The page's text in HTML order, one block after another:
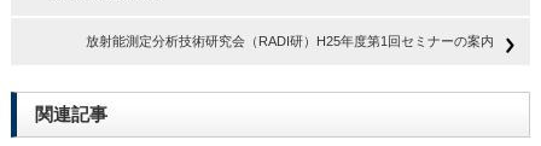
放射能測定分析技術研究会（RADI研）H25年度第1回セミナーの案内
関連記事